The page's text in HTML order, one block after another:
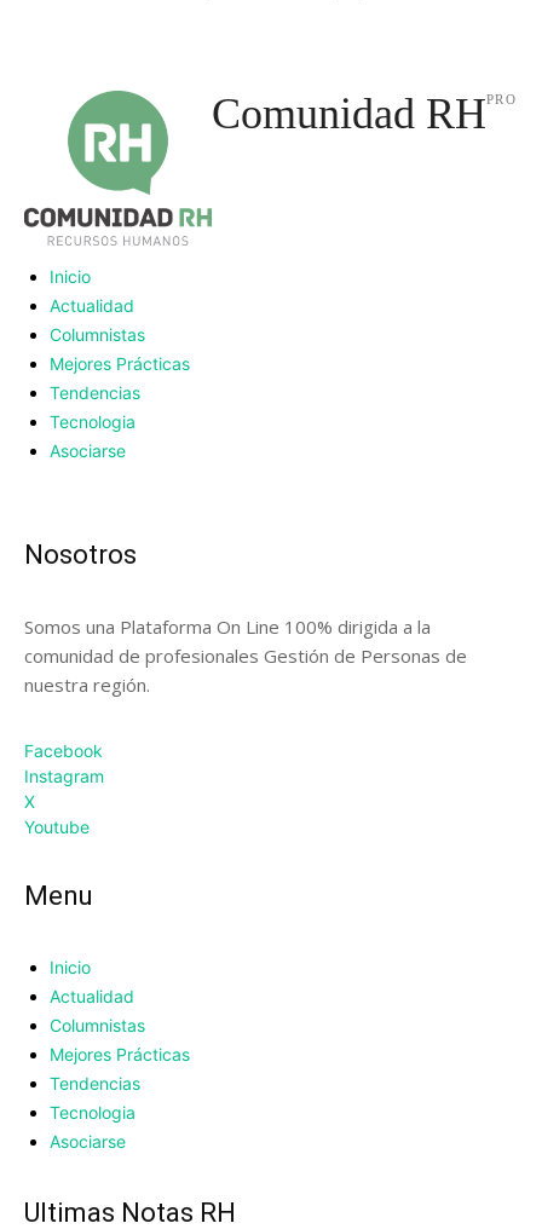
Comunidad RHPRO
Inicio
Actualidad
Columnistas
Mejores Prácticas
Tendencias
Tecnologia
Asociarse
Nosotros
Somos una Plataforma On Line 100% dirigida a la
comunidad de profesionales Gestión de Personas de
nuestra región.
Facebook
Instagram
X
Youtube
Menu
Inicio
Actualidad
Columnistas
Mejores Prácticas
Tendencias
Tecnologia
Asociarse
UItimas Notas RH